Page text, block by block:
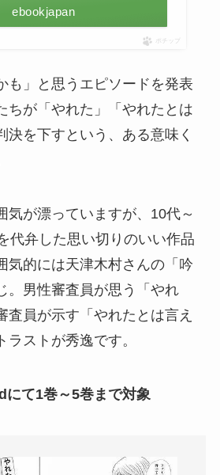
ebookjapan
ポチップ
も」と思うエピソードを発表
ちが「やれた」「やれたとは
決を下すという、ある意味く
気が漂っていますが、10代～
代弁した思い切りのいい作品
気的には天津木村さんの「吟
。男性審査員が思う「やれ
査員が示す「やれたとは言え
ストが秀逸です。
て1巻～5巻まで対象